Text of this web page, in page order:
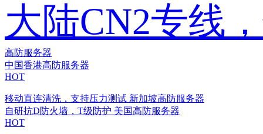
大陆CN2专线
高防服务器
中国香港高防服务器
HOT
移动直连清洗，支持压力测试 新加坡高防服务器
自研抗D防火墙，T级防护 美国高防服务器
HOT